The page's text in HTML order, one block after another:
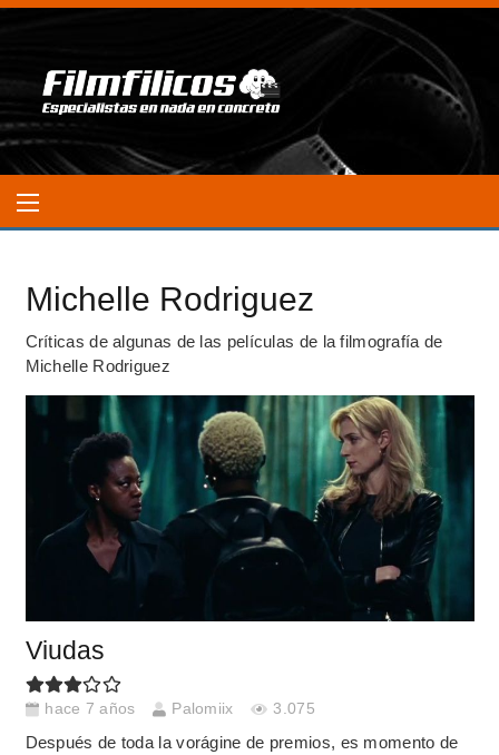
Michelle Rodriguez
Críticas de algunas de las películas de la filmografía de
Michelle Rodriguez
Viudas
hace 7 años Palomiix 3.075
Después de toda la vorágine de premios, es momento de